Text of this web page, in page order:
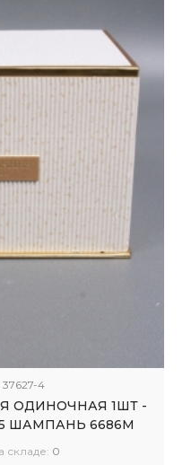
37627-4
ОДИНОЧНАЯ 1ШТ -
ШАМПАНЬ 6686М
складе: 0